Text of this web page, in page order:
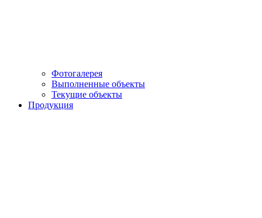
Фотогалерея
Выполненные объекты
Текущие объекты
Продукция